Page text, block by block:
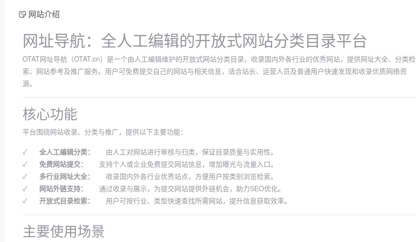
网站介绍
网址导航：全人工编辑的开放式网站分类目录平台
OTAT网址导航（OTAT.cn）是一个由人工编辑维护的开放式网站分类目录，收录国内外各行业的优秀网站，提供网址大全、分类检
索、网站参考及推广服务。用户可免费提交自己的网站与相关信息，适合站长、运营人员及普通用户快速发现和收录优质网络资
源。
核心功能
平台围绕网站收录、分类与推广，提供以下主要功能：
✓ 全人工编辑分类：
由人工对网站进行审核与归类，保证目录质量与实用性。
✓
免费网站提交：
支持个人或企业免费提交网站信息，增加曝光与流量入口。
✓
多行业网址大全：
收录国内外各行业优秀站点，方便用户按类别浏览检索。
✓
网站外链支持：
通过收录与展示，为提交网站提供外链机会，助力SEO优化。
✓
开放式目录检索： 用户可按行业、类型快速查找所需网站，提升信息获取效率。
主要使用场景